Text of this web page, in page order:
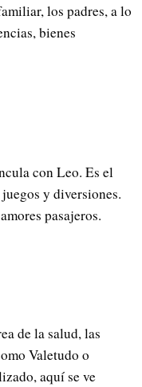
los padres, a lo
bienes
con Leo. Es el
y diversiones.
pasajeros.
de la salud, las
Valetudo o
aquí se ve